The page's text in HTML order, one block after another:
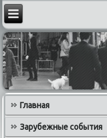
Главная
Зарубежные события